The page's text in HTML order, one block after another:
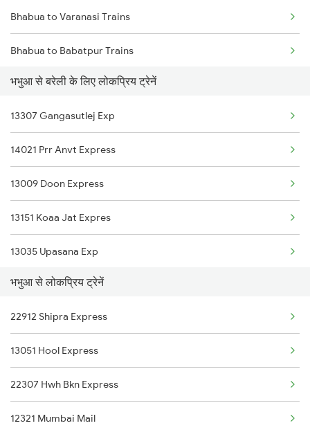
Bhabua to Varanasi Trains
Bhabua to Babatpur Trains
Bhabua to Bhavnagar Trains
Bhabua to Kanpur Trains
Bhabua to Cuttack Trains
Bhabua to Mughal Sarai Trains
Bhabua to Durgauti Trains
Bhabua to Durgapur Trains
Bhabua to Dhanbad Trains
भभुआ से बरेली के लिए लोकप्रिय ट्रेनें
13307 Gangasutlej Exp
14021 Prr Anvt Express
13009 Doon Express
13151 Koaa Jat Expres
13035 Upasana Exp
13005 Hwh Asr Mail
12355 Archna Exp
13041 Himgiri Express
12391 Shramjeevi Exp
15624 Kyq Bgkt Exp
भभुआ से लोकप्रिय ट्रेनें
22912 Shipra Express
13051 Hool Express
22307 Hwh Bkn Express
12321 Mumbai Mail